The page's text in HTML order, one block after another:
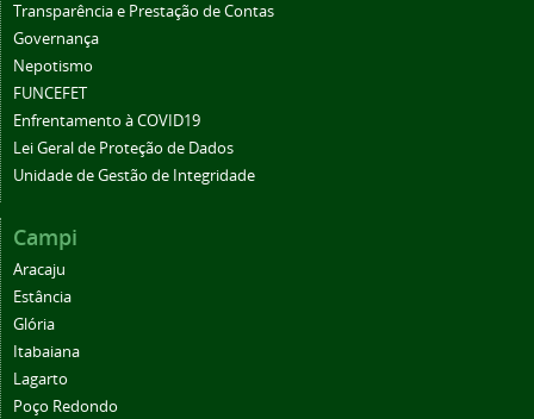
Transparência e Prestação de Contas
Governança
Nepotismo
FUNCEFET
Enfrentamento à COVID19
Lei Geral de Proteção de Dados
Unidade de Gestão de Integridade
Campi
Aracaju
Estância
Glória
Itabaiana
Lagarto
Poço Redondo